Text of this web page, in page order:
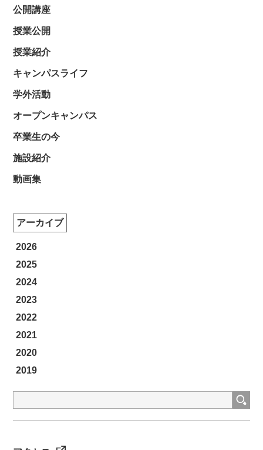
公開講座
授業公開
授業紹介
キャンパスライフ
学外活動
オープンキャンパス
卒業生の今
施設紹介
動画集
アーカイブ
2026
2025
2024
2023
2022
2021
2020
2019
索: